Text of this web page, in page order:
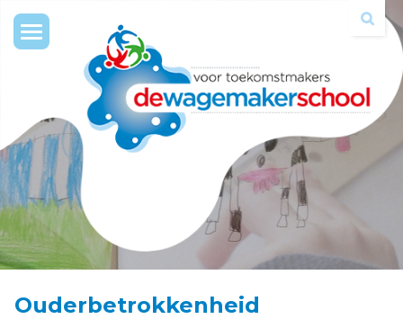
Toggle
navigation
Ouderbetrokkenheid